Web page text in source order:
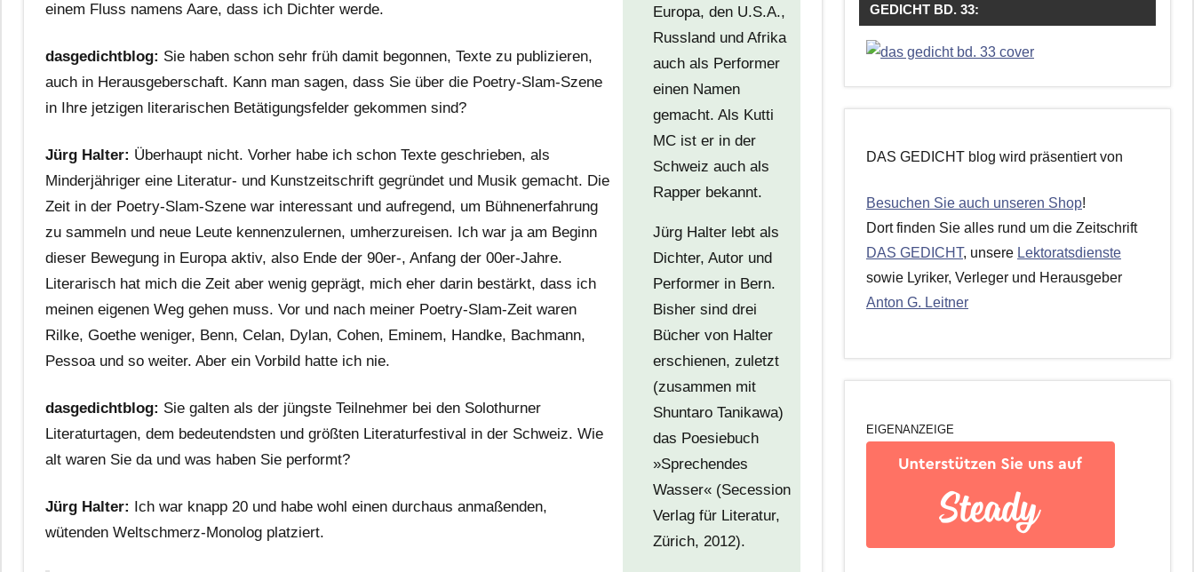
Europa, den U.S.A.,
Russland und Afrika
auch als Performer
einen Namen
gemacht. Als Kutti
MC ist er in der
Schweiz auch als
Rapper bekannt.
Jürg Halter lebt als
Dichter, Autor und
Performer in Bern.
Bisher sind drei
Bücher von Halter
erschienen, zuletzt
(zusammen mit
Shuntaro Tanikawa)
das Poesiebuch
»Sprechendes
Wasser« (Secession
Verlag für Literatur,
Zürich, 2012).
einem Fluss namens Aare, dass ich Dichter werde.
dasgedichtblog: Sie haben schon sehr früh damit begonnen, Texte zu publizieren,
auch in Herausgeberschaft. Kann man sagen, dass Sie über die Poetry-Slam-Szene
in Ihre jetzigen literarischen Betätigungsfelder gekommen sind?
Jürg Halter: Überhaupt nicht. Vorher habe ich schon Texte geschrieben, als
Minderjähriger eine Literatur- und Kunstzeitschrift gegründet und Musik gemacht. Die
Zeit in der Poetry-Slam-Szene war interessant und aufregend, um Bühnenerfahrung
zu sammeln und neue Leute kennenzulernen, umherzureisen. Ich war ja am Beginn
dieser Bewegung in Europa aktiv, also Ende der 90er-, Anfang der 00er-Jahre.
Literarisch hat mich die Zeit aber wenig geprägt, mich eher darin bestärkt, dass ich
meinen eigenen Weg gehen muss. Vor und nach meiner Poetry-Slam-Zeit waren
Rilke, Goethe weniger, Benn, Celan, Dylan, Cohen, Eminem, Handke, Bachmann,
Pessoa und so weiter. Aber ein Vorbild hatte ich nie.
dasgedichtblog: Sie galten als der jüngste Teilnehmer bei den Solothurner
Literaturtagen, dem bedeutendsten und größten Literaturfestival in der Schweiz. Wie
alt waren Sie da und was haben Sie performt?
Jürg Halter:
Ich war knapp 20 und habe wohl einen durchaus anmaßenden,
wütenden Weltschmerz-Monolog platziert.
GEDICHT BD. 33:
DAS GEDICHT blog wird präsentiert von
Besuchen Sie auch unseren Shop!
Dort finden Sie alles rund um die Zeitschrift
DAS GEDICHT, unsere Lektoratsdienste
sowie Lyriker, Verleger und Herausgeber
Anton G. Leitner
EIGENANZEIGE